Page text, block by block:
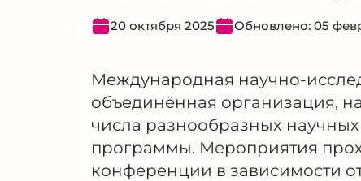
20 октября 2025 Обновлено: 05
Международная научно-
объединённая организация,
числа разнообразных
программы. Мероприятия
конференции в зависимости